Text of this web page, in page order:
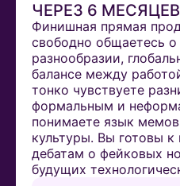
ЧЕРЕЗ 6 МЕСЯЦЕВ
Финишная прямая
свободно общаетесь о
разнообразии,
балансе между
тонко чувствуете
формальным и
понимаете язык
культуры. Вы готовы
дебатам о фейковых
будущих